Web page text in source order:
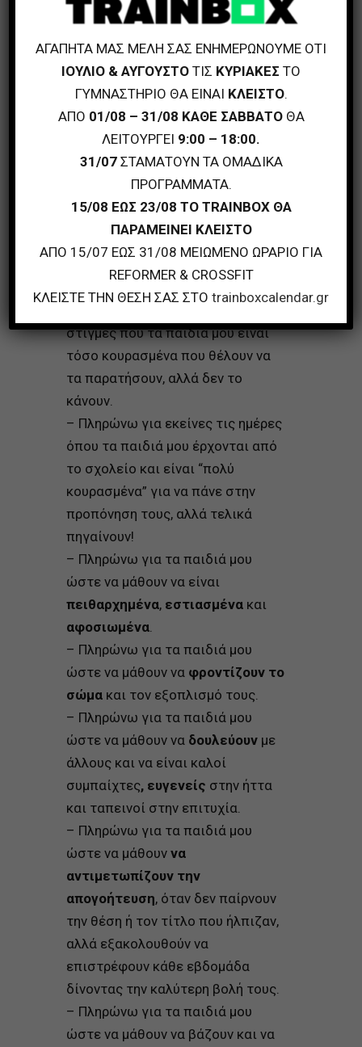
στιγμές που τα παιδιά μου είναι
τόσο κουρασμένα που θέλουν να
τα παρατήσουν, αλλά δεν το
κάνουν.
– Πληρώνω για εκείνες τις ημέρες
όπου τα παιδιά μου έρχονται από
το σχολείο και είναι “πολύ
κουρασμένα” για να πάνε στην
προπόνηση τους, αλλά τελικά
πηγαίνουν!
– Πληρώνω για τα παιδιά μου
ώστε να μάθουν να είναι
πειθαρχημένα, εστιασμένακαι
αφοσιωμένα.
– Πληρώνω για τα παιδιά μου
ώστε να μάθουν να φροντίζουν το
σώμακαι τον εξοπλισμό τους.
– Πληρώνω για τα παιδιά μου
ώστε να μάθουν να δουλεύουνμε
άλλους και να είναι καλοί
συμπαίχτες, ευγενείς στην ήττα
και ταπεινοί στην επιτυχία.
– Πληρώνω για τα παιδιά μου
ώστε να μάθουν να
αντιμετωπίζουν την
απογοήτευση, όταν δεν παίρνουν
την θέση ή τον τίτλο που ήλπιζαν,
αλλά εξακολουθούν να
επιστρέφουν κάθε εβδομάδα
δίνοντας την καλύτερη βολή τους.
– Πληρώνω για τα παιδιά μου
ώστε να μάθουν να βάζουν και να
ΑΓΑΠΗΤΑ ΜΑΣ ΜΕΛΗ ΣΑΣ ΕΝΗΜΕΡΩΝΟΥΜΕ ΟΤΙ
ΙΟΥΛΙΟ & ΑΥΓΟΥΣΤΟ ΤΙΣ ΚΥΡΙΑΚΕΣ ΤΟ
ΓΥΜΝΑΣΤΗΡΙΟ ΘΑ ΕΙΝΑΙ ΚΛΕΙΣΤΟ.
ΑΠΟ 01/08 – 31/08 ΚΑΘΕ ΣΑΒΒΑΤΟΘΑ
ΛΕΙΤΟΥΡΓΕΙ 9:00 – 18:00.
31/07ΣΤΑΜΑΤΟΥΝ ΤΑ ΟΜΑΔΙΚΑ
ΠΡΟΓΡΑΜΜΑΤΑ.
15/08 ΕΩΣ 23/08 ΤΟ TRAINBOX ΘΑ
ΠΑΡΑΜΕΙΝΕΙ ΚΛΕΙΣΤΟ
ΑΠΟ 15/07 ΕΩΣ 31/08 ΜΕΙΩΜΕΝΟ ΩΡΑΡΙΟ ΓΙΑ
REFORMER & CROSSFIT
ΚΛΕΙΣΤΕ ΤΗΝ ΘΕΣΗ ΣΑΣ ΣΤΟ trainboxcalendar.gr